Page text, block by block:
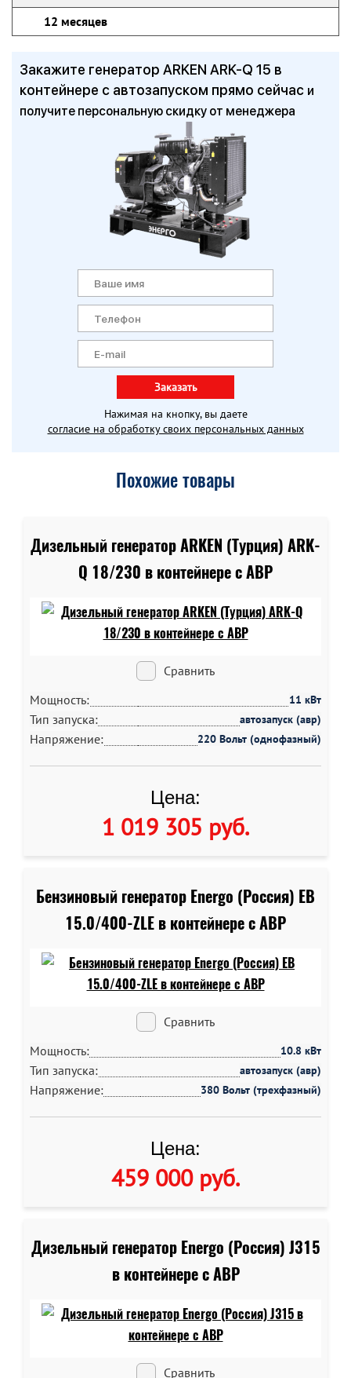
12 месяцев
Закажите генератор ARKEN ARK-Q 15 в
контейнере с автозапуском прямо сейчас и
получите персональную скидку от менеджера
Заказать
Нажимая на кнопку, вы даете
согласие на обработку своих персональных данных
Похожие товары
Дизельный генератор ARKEN (Турция) ARK-
Q 18/230 в контейнере c АВР
Сравнить
Мощность:
11 кВт
Тип запуска: автозапуск (авр)
Напряжение: 220 Вольт (однофазный)
Цена:
1 019 305 руб.
Бензиновый генератор Energo (Россия) EB
15.0/400-ZLE в контейнере c АВР
Сравнить
Мощность:
10.8 кВт
Тип запуска: автозапуск (авр)
Напряжение: 380 Вольт (трехфазный)
Цена:
459 000 руб.
Дизельный генератор Energo (Россия) J315
в контейнере c АВР
Сравнить